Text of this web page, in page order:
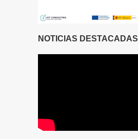
NOTICIAS DESTACADAS